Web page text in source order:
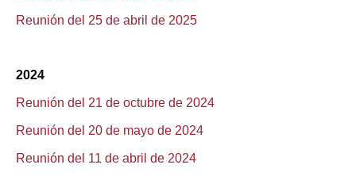
Reunión del 25 de abril de 2025
2024
Reunión del 21 de octubre de 2024
Reunión del 20 de mayo de 2024
Reunión del 11 de abril de 2024